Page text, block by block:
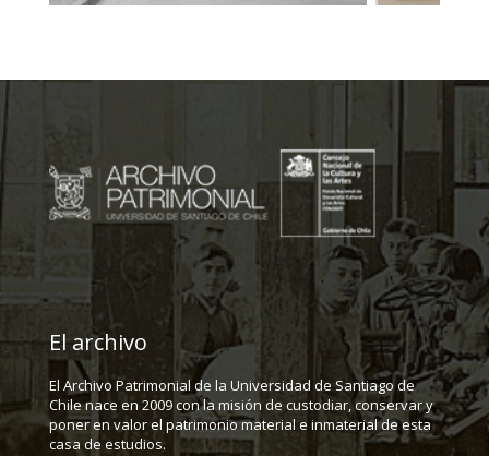
El archivo
El Archivo Patrimonial de la Universidad de Santiago de
Chile nace en 2009 con la misión de custodiar, conservar y
poner en valor el patrimonio material e inmaterial de esta
casa de estudios.